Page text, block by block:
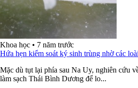
Khoa học • 7 năm trước
Hứa hẹn kiểm soát ký sinh trùng nhờ các
Mặc dù tụt lại phía sau Na Uy, nghiên cứu
làm sạch Thái Bình Dương để lo...